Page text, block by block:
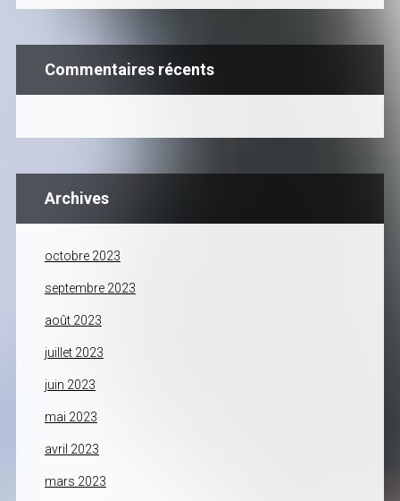
Commentaires récents
Archives
octobre 2023
septembre 2023
août 2023
juillet 2023
juin 2023
mai 2023
avril 2023
mars 2023